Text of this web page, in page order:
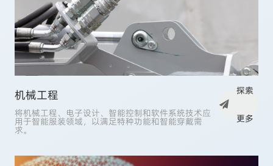
机械工程
将机械工程、电子设计、智能控制和软件系统技术应
用于智能服装领域，以满足特种功能和智能穿戴需
求。
探索
更多